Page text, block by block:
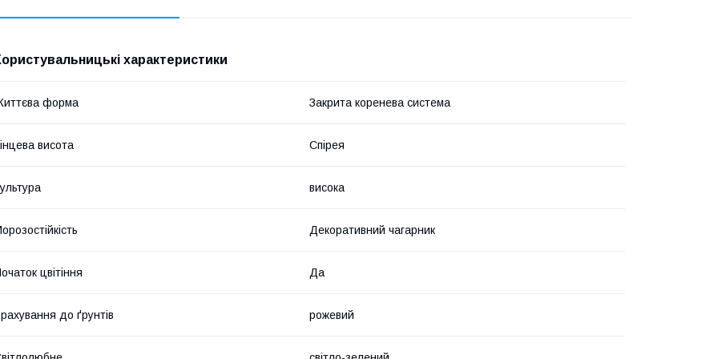
характеристики
форма Закрита коренева система
висота Спірея
висока
Декоративний чагарник
цвітіння Да
до ґрунтів рожевий